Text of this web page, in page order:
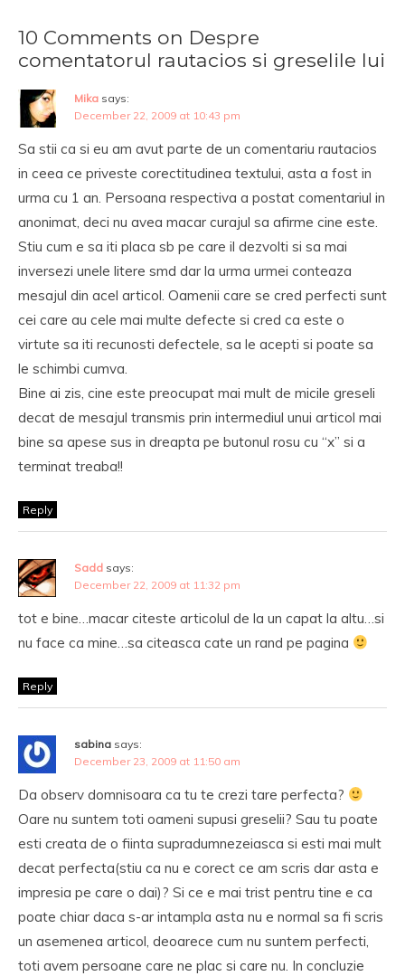
10 Comments on Despre
comentatorul rautacios si greselile lui
Mika says:
December 22, 2009 at 10:43 pm
Sa stii ca si eu am avut parte de un comentariu rautacios
in ceea ce priveste corectitudinea textului, asta a fost in
urma cu 1 an. Persoana respectiva a postat comentariul in
anonimat, deci nu avea macar curajul sa afirme cine este.
Stiu cum e sa iti placa sb pe care il dezvolti si sa mai
inversezi unele litere smd dar la urma urmei conteaza
mesajul din acel articol. Oamenii care se cred perfecti sunt
cei care au cele mai multe defecte si cred ca este o
virtute sa iti recunosti defectele, sa le acepti si poate sa
le schimbi cumva.
Bine ai zis, cine este preocupat mai mult de micile greseli
decat de mesajul transmis prin intermediul unui articol mai
bine sa apese sus in dreapta pe butonul rosu cu “x” si a
terminat treaba!!
Reply
Sadd says:
December 22, 2009 at 11:32 pm
tot e bine…macar citeste articolul de la un capat la altu…si
nu face ca mine…sa citeasca cate un rand pe pagina
Reply
sabina says:
December 23, 2009 at 11:50 am
Da observ domnisoara ca tu te crezi tare perfecta?
Oare nu suntem toti oameni supusi greselii? Sau tu poate
esti creata de o fiinta supradumnezeiasca si esti mai mult
decat perfecta(stiu ca nu e corect ce am scris dar asta e
impresia pe care o dai)? Si ce e mai trist pentru tine e ca
poate chiar daca s-ar intampla asta nu e normal sa fi scris
un asemenea articol, deoarece cum nu suntem perfecti,
toti avem persoane care ne plac si care nu. In concluzie